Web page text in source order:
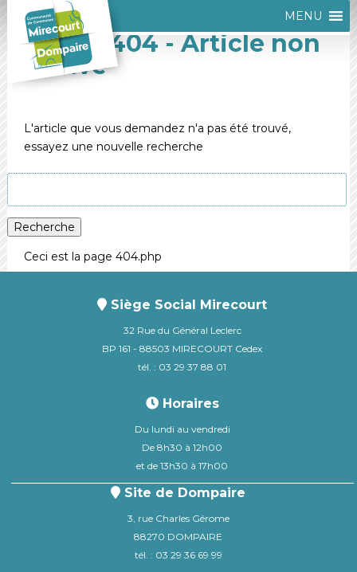
MENU
Erreur 404 - Article non
trouvé
L'article que vous demandez n'a pas été trouvé,
essayez une nouvelle recherche
Rechercher
:
Recherche
Ceci est la page 404.php
Siège Social Mirecourt
32 Rue du Général Leclerc
BP 161 - 88503 MIRECOURT Cedex
tél. : 03 29 37 88 01
Horaires
Du lundi au vendredi
De 8h30 à 12h00
et de 13h30 à 17h00
Site de Dompaire
3, rue Charles Gérome
88270 DOMPAIRE
tél. : 03 29 36 69 99